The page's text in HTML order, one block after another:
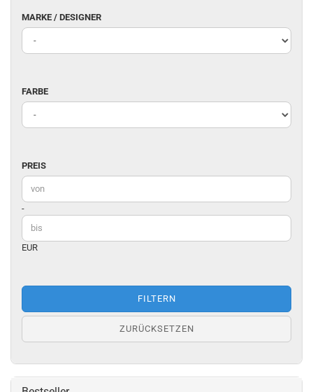
MARKE
/
DESIGNER
MARKE / DESIGNER
FARBE
FARBE
PREIS
PREIS
Preis bis
-
EUR
FILTERN
ZURÜCKSETZEN